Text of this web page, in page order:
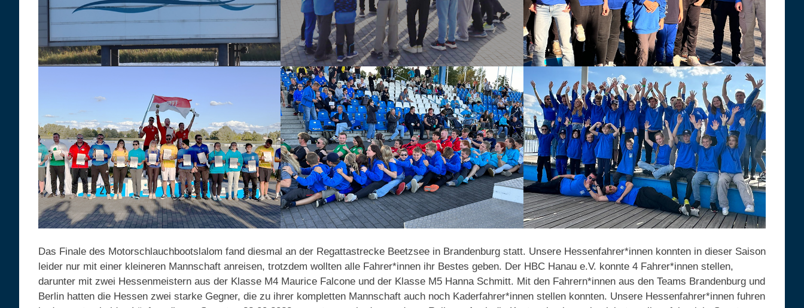
Das Finale des Motorschlauchbootslalom fand diesmal an der Regattastrecke Beetzsee in Brandenburg statt. Unsere Hessenfahrer*innen konnten in dieser Saison
leider nur mit einer kleineren Mannschaft anreisen, trotzdem wollten alle Fahrer*innen ihr Bestes geben. Der HBC Hanau e.V. konnte 4 Fahrer*innen stellen,
darunter mit zwei Hessenmeistern aus der Klasse M4 Maurice Falcone und der Klasse M5 Hanna Schmitt. Mit den Fahrern*innen aus den Teams Brandenburg und
Berlin hatten die Hessen zwei starke Gegner, die zu ihrer kompletten Mannschaft auch noch Kaderfahrer*innen stellen konnten. Unsere Hessenfahrer*innen fuhren